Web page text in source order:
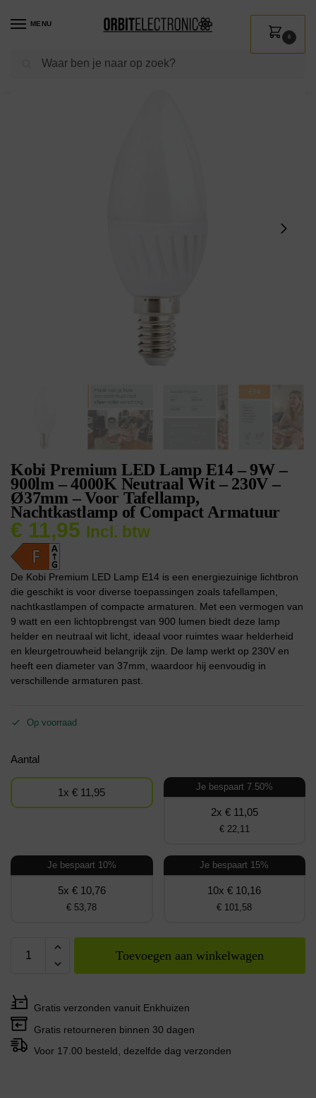
MENU
Zoeken
0
Shop / Verlichting / Lichtbronnen
Kobi Premium LED Lamp E14 – 9W –
900lm – 4000K Neutraal Wit – 230V –
Ø37mm – Voor Tafellamp,
Nachtkastlamp of Compact Armatuur
€ 11,95 Incl. btw
De Kobi Premium LED Lamp E14 is een energiezuinige lichtbron
die geschikt is voor diverse toepassingen zoals tafellampen,
nachtkastlampen of compacte armaturen. Met een vermogen van
9 watt en een lichtopbrengst van 900 lumen biedt deze lamp
helder en neutraal wit licht, ideaal voor ruimtes waar helderheid
en kleurgetrouwheid belangrijk zijn. De lamp werkt op 230V en
heeft een diameter van 37mm, waardoor hij eenvoudig in
verschillende armaturen past.
Op voorraad
Aantal
1x € 11,95 Je bespaart 7.50%
2x € 11,05
€ 22,11
Je bespaart 10%
5x € 10,76
€ 53,78
Je bespaart 15%
10x € 10,16
€ 101,58
Toevoegen aan winkelwagen
Gratis verzonden vanuit Enkhuizen
Gratis retourneren binnen 30 dagen
Voor 17.00 besteld, dezelfde dag verzonden